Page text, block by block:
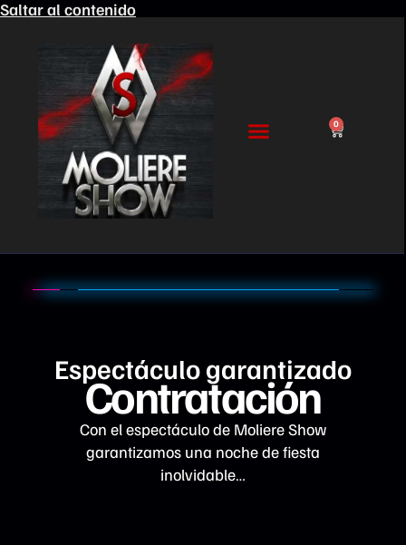
Saltar al contenido
0
Espectáculo garantizado
Contratación
Con el espectáculo de Moliere Show
garantizamos una noche de fiesta
inolvidable…